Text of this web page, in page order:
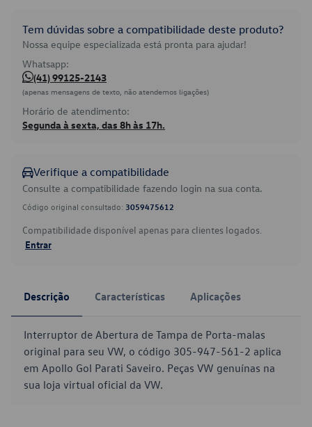
Tem dúvidas sobre a compatibilidade deste produto?
Nossa equipe especializada está pronta para ajudar!
Whatsapp:
(41) 99125-2143
(apenas mensagens de texto, não atendemos ligações)
Horário de atendimento:
Segunda à sexta, das 8h às 17h.
Verifique a compatibilidade
Consulte a compatibilidade fazendo login na sua conta.
Código original consultado: 3059475612
Compatibilidade disponível apenas para clientes logados.
Entrar
Descrição Características Aplicações
Interruptor de Abertura de Tampa de Porta-malas
original para seu VW, o código 305-947-561-2 aplica
em Apollo Gol Parati Saveiro. Peças VW genuínas na
sua loja virtual oficial da VW.